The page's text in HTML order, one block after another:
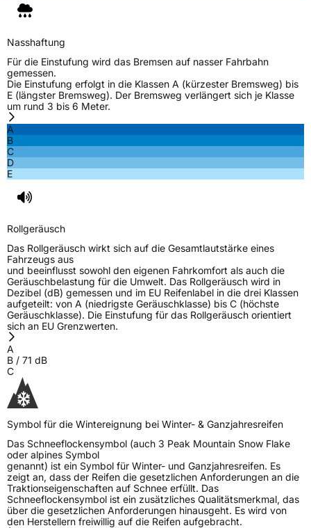
Nasshaftung
Für die Einstufung wird das Bremsen auf nasser Fahrbahn
gemessen.
Die Einstufung erfolgt in die Klassen A (kürzester Bremsweg) bis
E (längster Bremsweg). Der Bremsweg verlängert sich je Klasse
um rund 3 bis 6 Meter.
A
B
C
D
E
Rollgeräusch
Das Rollgeräusch wirkt sich auf die Gesamtlautstärke eines
Fahrzeugs aus
und beeinflusst sowohl den eigenen Fahrkomfort als auch die
Geräuschbelastung für die Umwelt. Das Rollgeräusch wird in
Dezibel (dB) gemessen und im EU Reifenlabel in die drei Klassen
aufgeteilt: von A (niedrigste Geräuschklasse) bis C (höchste
Geräuschklasse). Die Einstufung für das Rollgeräusch orientiert
sich an EU Grenzwerten.
A
B / 71 dB
C
Symbol für die Wintereignung bei Winter- & Ganzjahresreifen
Das Schneeflockensymbol (auch 3 Peak Mountain Snow Flake
oder alpines Symbol
genannt) ist ein Symbol für Winter- und Ganzjahresreifen. Es
zeigt an, dass der Reifen die gesetzlichen Anforderungen an die
Traktionseigenschaften auf Schnee erfüllt. Das
Schneeflockensymbol ist ein zusätzliches Qualitätsmerkmal, das
über die gesetzlichen Anforderungen hinausgeht. Es wird von
den Herstellern freiwillig auf die Reifen aufgebracht.